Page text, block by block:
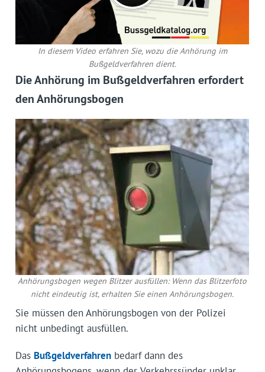
In diesem Video erfahren Sie, wozu die Anhörung im
Bußgeldverfahren dient.
Die Anhörung im Bußgeldverfahren erfordert
den Anhörungsbogen
Anhörungsbogen wegen Blitzer ausfüllen: Wenn das Blitzerfoto
nicht eindeutig ist, erhalten Sie einen Anhörungsbogen.
Sie müssen den Anhörungsbogen von der Polizei
nicht unbedingt ausfüllen.
Das Bußgeldverfahrenbedarf dann des